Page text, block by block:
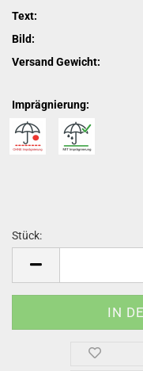
Text:
Bild:
Versand Gewicht:
Imprägnierung:
Stück: